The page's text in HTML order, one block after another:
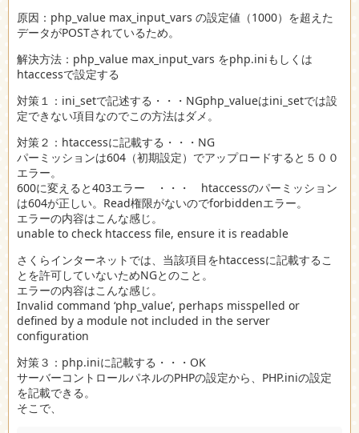
原因：php_value max_input_vars の設定値（1000）を超えた
データがPOSTされているため。
解決方法：php_value max_input_vars をphp.iniもしくは
htaccessで設定する
対策１：ini_setで記述する・・・NGphp_valueはini_setでは設
定できない項目なのでこの方法はダメ。
対策２：htaccessに記載する・・・NG
パーミッションは604（初期設定）でアップロードすると５００
エラー。
600に変えると403エラー ・・・ htaccessのパーミッション
は604が正しい。Read権限がないのでforbiddenエラー。
エラーの内容はこんな感じ。
unable to check htaccess file, ensure it is readable
さくらインターネットでは、当該項目をhtaccessに記載するこ
とを許可していないためNGとのこと。
エラーの内容はこんな感じ。
Invalid command ‘php_value’, perhaps misspelled or
defined by a module not included in the server
configuration
対策３：php.iniに記載する・・・OK
サーバーコントロールパネルのPHPの設定から、PHP.iniの設定
を記載できる。
そこで、